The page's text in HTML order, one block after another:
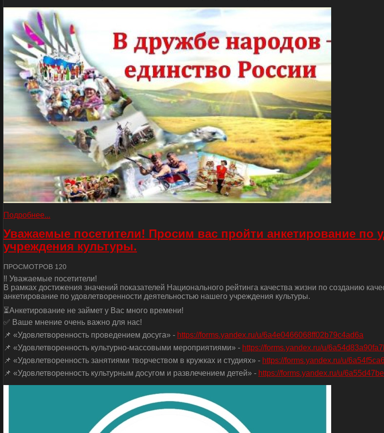
Подробнее...
Уважаемые посетители! Просим вас пройти анкетирование по
учреждения культуры.
ПРОСМОТРОВ 120
‼ Уважаемые посетители!
В рамках достижения значений показателей Национального рейтинга качества жизни по созданию
анкетирование по удовлетворенности деятельностью нашего учреждения культуры.
⏳Анкетирование не займет у Вас много времени!
✅ Ваше мнение очень важно для нас!
📌 «Удовлетворенность проведением досуга» - https://forms.yandex.ru/u/6a4e0466068ff02b79c4ad6a
📌 «Удовлетворенность культурно-массовыми мероприятиями» - https://forms.yandex.ru/u/
📌 «Удовлетворенность занятиями творчеством в кружках и студиях» - https://forms.yandex.ru/u/
📌 «Удовлетворенность культурным досугом и развлечением детей» - https://forms.yandex.ru/u/